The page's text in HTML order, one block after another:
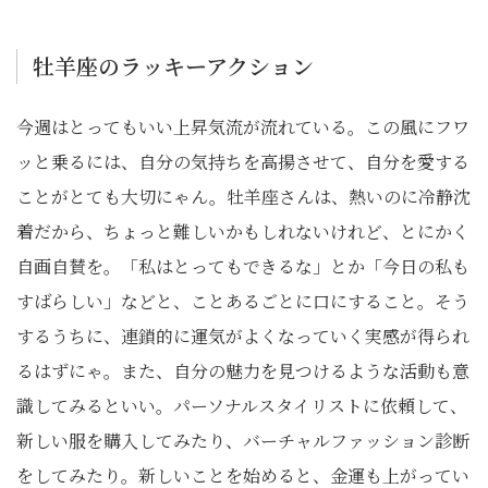
牡羊座のラッキーアクション
今週はとってもいい上昇気流が流れている。この風にフワ
ッと乗るには、自分の気持ちを高揚させて、自分を愛する
ことがとても大切にゃん。牡羊座さんは、熱いのに冷静沈
着だから、ちょっと難しいかもしれないけれど、とにかく
自画自賛を。「私はとってもできるな」とか「今日の私も
すばらしい」などと、ことあるごとに口にすること。そう
するうちに、連鎖的に運気がよくなっていく実感が得られ
るはずにゃ。また、自分の魅力を見つけるような活動も意
識してみるといい。パーソナルスタイリストに依頼して、
新しい服を購入してみたり、バーチャルファッション診断
をしてみたり。新しいことを始めると、金運も上がってい